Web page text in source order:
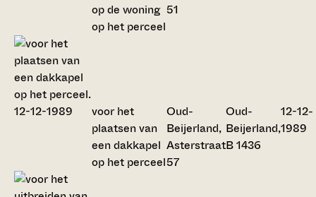
op de woning
op het perceel
51
voor het
plaatsen van
een dakkapel
op het perceel
Oud-
Beijerland,
Asterstraat
57
Oud-
Beijerland,
B 1436
12-12-
1989